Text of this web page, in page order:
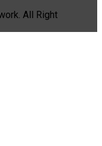
All Right